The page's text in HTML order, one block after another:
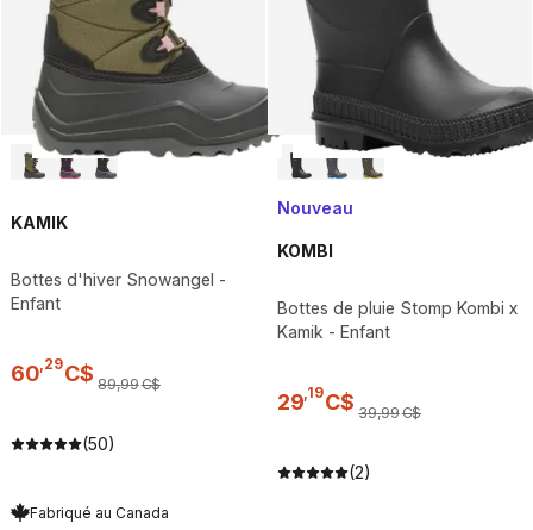
KAMIK
Bottes d'hiver Snowangel -
Enfant
60 29C$ 89,99C$
(50)
Fabriqué au Canada
Nouveau
KOMBI
Bottes de pluie Stomp Kombi x
Kamik - Enfant
29 19C$ 39,99C$
(2)